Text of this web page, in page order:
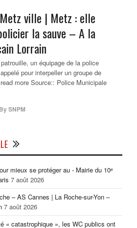
ville | Metz : elle
la sauve – A la
Lorrain
un équipage de la police
pour interpeller un groupe de
more Source:: Police Municipale
BySNPM
mieux se protéger au - Mairie du 10ᵉ
7 août 2026
– AS Cannes | La Roche-sur-Yon –
7 août 2026
« catastrophique », les WC publics ont